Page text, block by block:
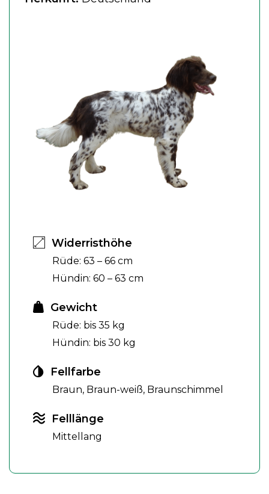
Widerristhöhe
Rüde: 63 – 66 cm
Hündin: 60 – 63 cm
Gewicht
Rüde: bis 35 kg
Hündin: bis 30 kg
Fellfarbe
Braun, Braun-weiß, Braunschimmel
Felllänge
Mittellang